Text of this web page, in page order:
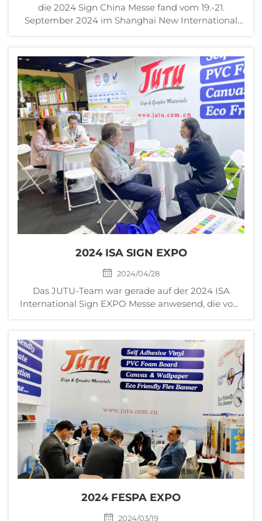
die 2024 Sign China Messe fand vom 19.-21.
September 2024 im Shanghai New International
Menschen, und die Kunden, die zu unserem Stand
kamen, waren ...
2024 ISA SIGN EXPO
2024/04/28
Das JUTU-Team war gerade auf der 2024 ISA
International Sign EXPO Messe anwesend, die vom
Freunden und neuen Bekanntschaften bedanken,
die wir auf dieser unvergesslichen großartigen
Show getroffen haben, ...
2024 FESPA EXPO
2024/03/19